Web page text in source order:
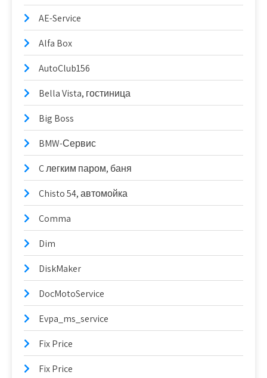
AE-Service
Alfa Box
AutoClub156
Bella Vista, гостиница
Big Boss
BMW-Сервис
C легким паром, баня
Chisto 54, автомойка
Comma
Dim
DiskMaker
DocMotoService
Evpa_ms_service
Fix Price
Fix Price